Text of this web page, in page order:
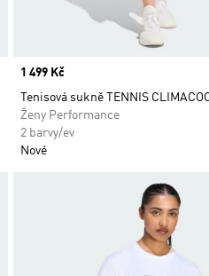
Price
1 499 Kč
Tenisová sukně TENNIS
Ženy Performance
2 barvy/ev
Nové
Přidat do seznamu přání